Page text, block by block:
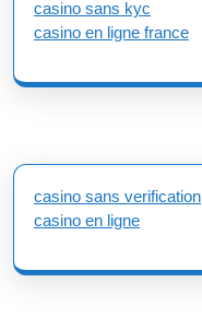
casino sans kyc
casino en ligne france
casino sans verification
casino en ligne